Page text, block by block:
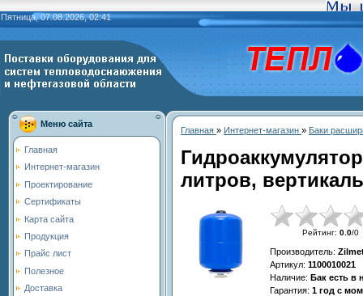
Пятница, 07.08.2026, 02:41
Меню сайта
Главная
Интернет-магазин
Проектирование
Сертификаты
Карта сайта
Продукция
Прайс лист
Полезное
Доставка
Главная » Интернет-магазин » Баки
литров,
Рейтинг: 0.0/0
Производитель:
Артикул: 1100010021
Наличие: Бак есть в
Гарантия: 1 год с